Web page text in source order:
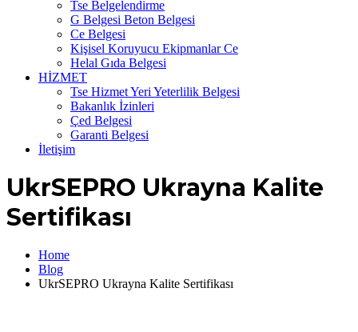
Tse Belgelendirme
G Belgesi Beton Belgesi
Ce Belgesi
Kişisel Koruyucu Ekipmanlar Ce
Helal Gıda Belgesi
HİZMET
Tse Hizmet Yeri Yeterlilik Belgesi
Bakanlık İzinleri
Çed Belgesi
Garanti Belgesi
İletişim
UkrSEPRO Ukrayna Kalite
Sertifikası
Home
Blog
UkrSEPRO Ukrayna Kalite Sertifikası